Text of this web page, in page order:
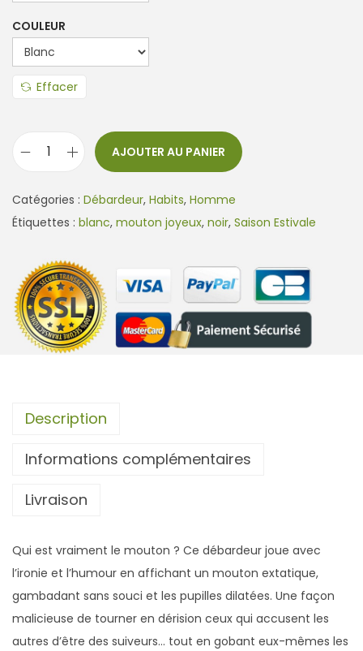
COULEUR
Effacer
a
n
i
t
é
d
é
a
d
u
r
H
o
m
AJOUTER AU PANIER
Catégories : Débardeur, Habits, Homme
Étiquettes : blanc, mouton joyeux, noir, Saison Estivale
Description
Informations complémentaires
Livraison
Qui est vraiment le mouton ? Ce débardeur joue avec
l’ironie et l’humour en affichant un mouton extatique,
gambadant sans souci et les pupilles dilatées. Une façon
malicieuse de tourner en dérision ceux qui accusent les
autres d’être des suiveurs… tout en gobant eux-mêmes les